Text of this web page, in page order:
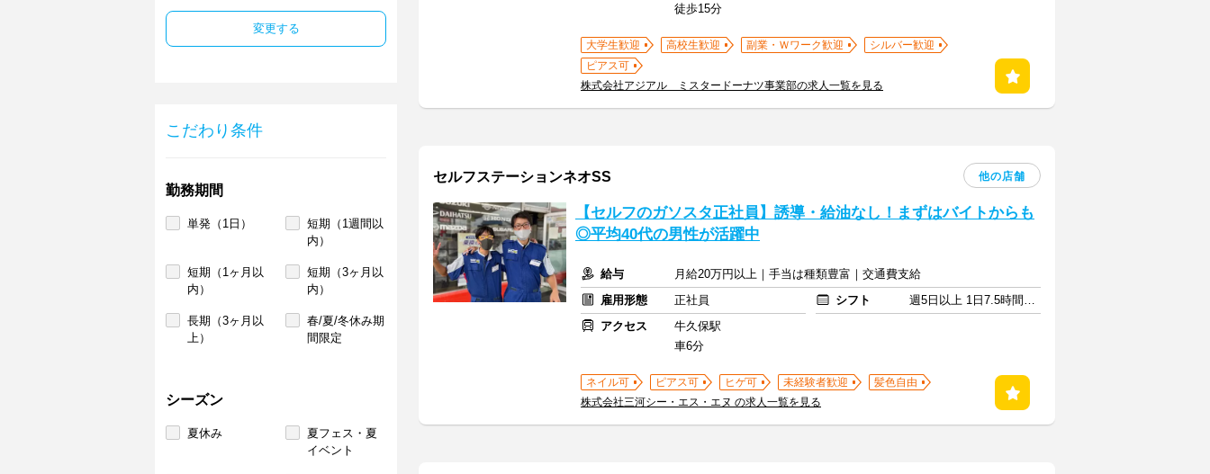
変更する
こだわり条件
勤務期間
単発（1日）
短期（1週間以
内）
短期（1ヶ月以
内）
短期（3ヶ月以
内）
長期（3ヶ月以
上）
春/夏/冬休み期
間限定
シーズン
夏休み
夏フェス・夏
イベント
徒歩15分
大学生歓迎 高校生歓迎 副業・Ｗワーク歓迎
シルバー歓迎
ピアス可
株式会社アジアル ミスタードーナツ事業部の求人一覧を見る
セルフステーションネオSS 他の店舗
【セルフのガソスタ正社員】誘導・給油なし！まずはバイトからも
◎平均40代の男性が活躍中
給与
月給20万円以上｜手当は種類豊富｜交通費支給
雇用形態
正社員 シフト
週5日以上 1日7.5時間以上
アクセス
牛久保駅
車6分
ネイル可 ピアス可 ヒゲ可 未経験者歓迎
髪色自由
株式会社三河シー・エス・エヌ の求人一覧を見る